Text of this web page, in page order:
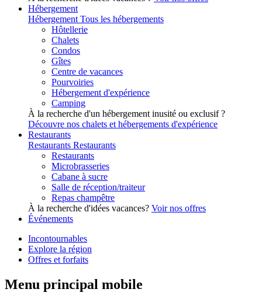
Hébergement
Hébergement Tous les hébergements
Hôtellerie
Chalets
Condos
Gîtes
Centre de vacances
Pourvoiries
Hébergement d'expérience
Camping
À la recherche d'un hébergement inusité ou exclusif ?
Découvre nos chalets et hébergements d'expérience
Restaurants
Restaurants Restaurants
Restaurants
Microbrasseries
Cabane à sucre
Salle de réception/traiteur
Repas champêtre
À la recherche d'idées vacances? Voir nos offres
Événements
Incontournables
Explore la région
Offres et forfaits
Menu principal mobile